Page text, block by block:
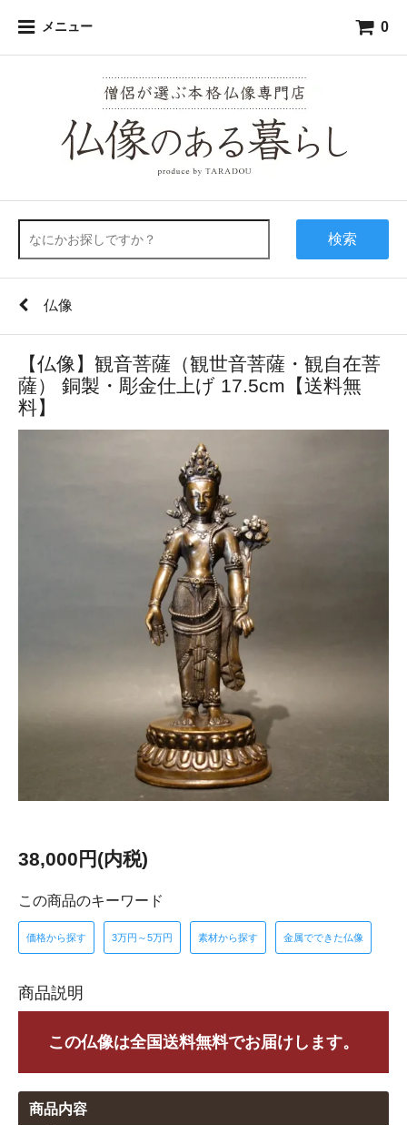
メニュー 0
検索
仏像
【仏像】観音菩薩（観世音菩薩・観自在菩
薩） 銅製・彫金仕上げ 17.5cm【送料無
料】
38,000円(内税)
この商品のキーワード
価格から探す 3万円～5万円 素材から探す 金属でできた仏像
商品説明
この仏像は全国送料無料でお届けします。
商品内容